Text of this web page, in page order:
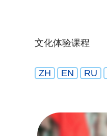
文化体验课程
ZH EN RU